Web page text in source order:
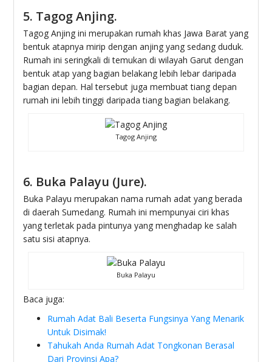
5. Tagog Anjing.
Tagog Anjing ini merupakan rumah khas Jawa Barat yang
bentuk atapnya mirip dengan anjing yang sedang duduk.
Rumah ini seringkali di temukan di wilayah Garut dengan
bentuk atap yang bagian belakang lebih lebar daripada
bagian depan. Hal tersebut juga membuat tiang depan
rumah ini lebih tinggi daripada tiang bagian belakang.
Tagog Anjing
6. Buka Palayu (Jure).
Buka Palayu merupakan nama rumah adat yang berada
di daerah Sumedang. Rumah ini mempunyai ciri khas
yang terletak pada pintunya yang menghadap ke salah
satu sisi atapnya.
Buka Palayu
Baca juga:
Rumah Adat Bali Beserta Fungsinya Yang Menarik
Untuk Disimak!
Tahukah Anda Rumah Adat Tongkonan Berasal
Dari Provinsi Apa?